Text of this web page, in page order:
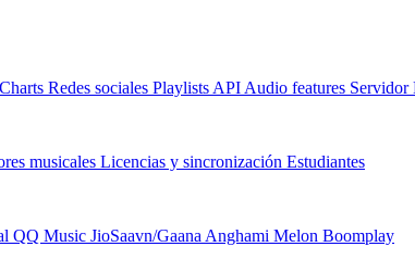
Charts Redes sociales Playlists API Audio features Servidor
musicales Licencias y sincronización Estudiantes
QQ Music JioSaavn/Gaana Anghami Melon Boomplay